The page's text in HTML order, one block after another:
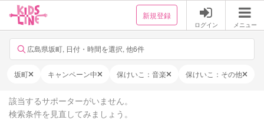
新規登録
ログイン メニュー
広島県坂町, 日付・時間を選択, 他6件
坂町 キャンペーン中 保けいこ：音楽 保けいこ：その他
該当するサポーターがいません。
検索条件を見直してみましょう。